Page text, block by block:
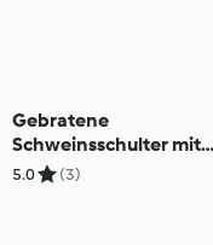
Gebratene
Schweinsschulter mit
Süßkartoffelpüree,
5.0 (3)